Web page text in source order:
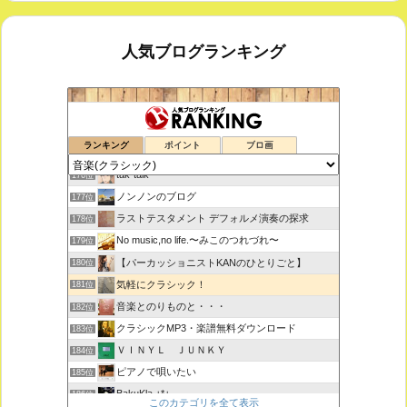
人気ブログランキング
ランキング ポイント ブロ画
室内楽コンサート・レッスンいたします
175位 ボチェッリ、イタリア、アモーレ！
176位 tak-talk
177位 ノンノンのブログ
178位 ラストテスタメント デフォルメ演奏の探求
179位 No music,no life.〜みこのつれづれ〜
180位 【パーカッショニストKANのひとりごと】
181位 気軽にクラシック！
182位 音楽とのりものと・・・
183位 クラシックMP3・楽譜無料ダウンロード
184位 ＶＩＮＹＬ ＪＵＮＫＹ
185位 ピアノで唄いたい
186位
BakuKla +*+
このカテゴリを全て表示